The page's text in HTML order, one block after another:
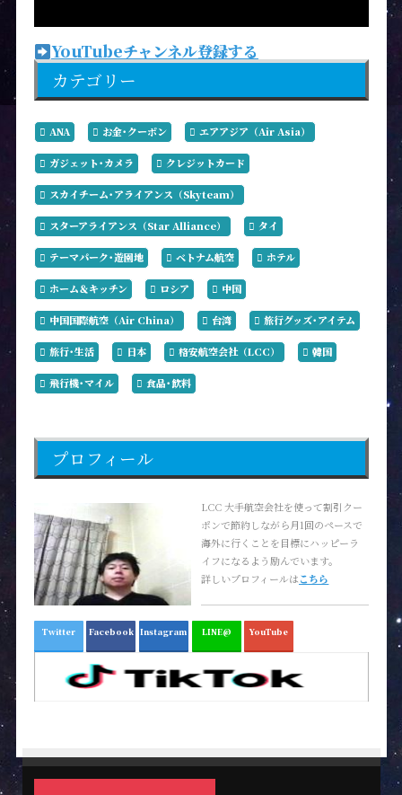
YouTubeチャンネル登録する
カテゴリー
ANA お金･クーポン エアアジア（Air Asia）
ガジェット･カメラ クレジットカード
スカイチーム･アライアンス（Skyteam）
スターアライアンス（Star Alliance） タイ
テーマパーク･遊園地 ベトナム航空 ホテル
ホーム＆キッチン ロシア 中国
中国国際航空（Air China） 台湾 旅行グッズ･アイテム
旅行･生活 日本 格安航空会社（LCC） 韓国
飛行機･マイル 食品･飲料
プロフィール
LCC 大手航空会社を使って割引クー
ポンで節約しながら月1回のペースで
海外に行くことを目標にハッピーラ
イフになるよう励んでいます。
詳しいプロフィールはこちら
Twitter Facebook Instagram LINE@ YouTube